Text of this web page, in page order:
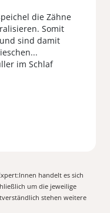
die Zähne
Somit
sind damit
im Schlaf
handelt es sich
um die jeweilige
stehen weitere